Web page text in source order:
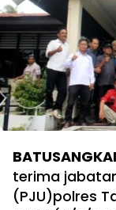
terima
(PJU)polres